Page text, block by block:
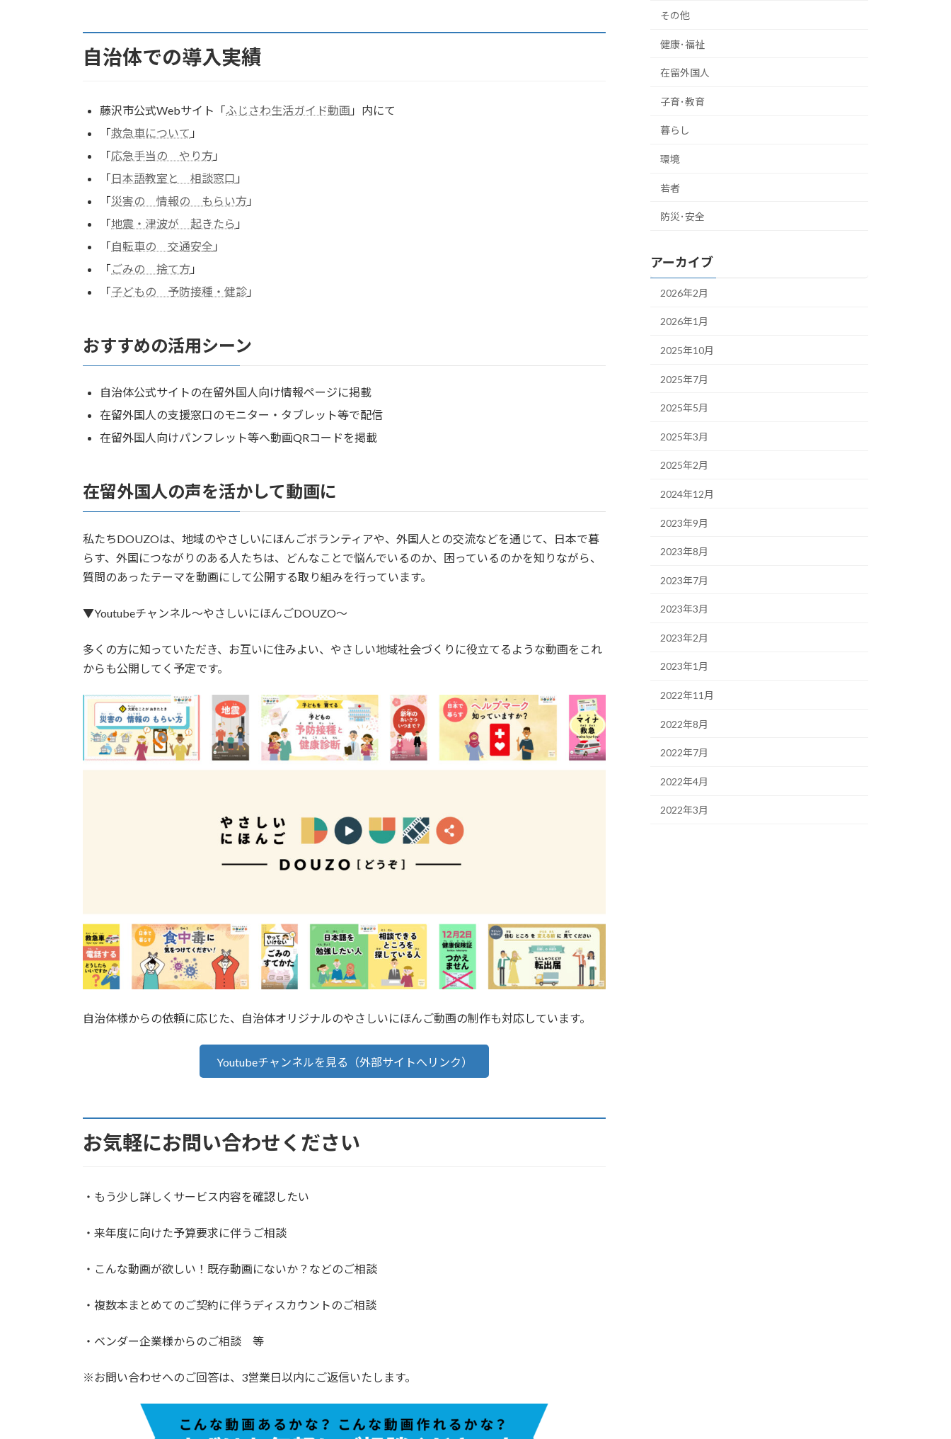
自治体での導入実績
藤沢市公式Webサイト「ふじさわ生活ガイド動画 」内にて
「救急車について 」
「応急手当の やり方 」
「日本語教室と 相談窓口 」
「災害の 情報の もらい方 」
「地震・津波が 起きたら 」
「自転車の 交通安全 」
「 ごみの 捨て方 」
「子どもの 予防接種・健診 」
おすすめの活用シーン
自治体公式サイトの在留外国人向け情報ページに掲載
在留外国人の支援窓口のモニター・タブレット等で配信
在留外国人向けパンフレット等へ動画QRコードを掲載
在留外国人の声を活かして動画に
私たちDOUZOは、地域のやさしいにほんごボランティアや、外国人との交流などを通じて、日本で暮
らす、外国につながりのある人たちは、どんなことで悩んでいるのか、困っているのかを知りながら、
質問のあったテーマを動画にして公開する取り組みを行っています。
▼Youtubeチャンネル～やさしいにほんごDOUZO～
多くの方に知っていただき、お互いに住みよい、やさしい地域社会づくりに役立てるような動画をこれ
からも公開してく予定です。
自治体様からの依頼に応じた、自治体オリジナルのやさしいにほんご動画の制作も対応しています。
Youtubeチャンネルを見る（外部サイトへリンク）
お気軽にお問い合わせください
・もう少し詳しくサービス内容を確認したい
・来年度に向けた予算要求に伴うご相談
・こんな動画が欲しい！既存動画にないか？などのご相談
・複数本まとめてのご契約に伴うディスカウントのご相談
・ベンダー企業様からのご相談 等
※お問い合わせへのご回答は、3営業日以内にご返信いたします。
その他
健康･福祉
在留外国人
子育･教育
暮らし
環境
若者
防災･安全
アーカイブ
2026年2月
2026年1月
2025年10月
2025年7月
2025年5月
2025年3月
2025年2月
2024年12月
2023年9月
2023年8月
2023年7月
2023年3月
2023年2月
2023年1月
2022年11月
2022年8月
2022年7月
2022年4月
2022年3月